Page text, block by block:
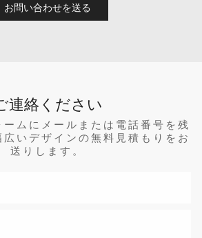
お問い合わせを送る
連絡ください
ムにメールまたは電話番号を残
広いデザインの無料見積もりをお
送りします。